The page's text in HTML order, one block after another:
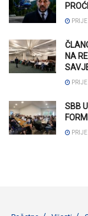
PROĆI
NA
SBB